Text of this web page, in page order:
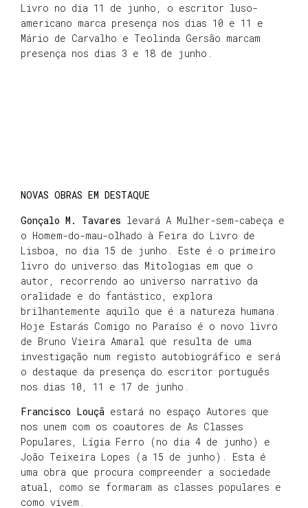
Livro no dia 11 de junho, o escritor luso-
americano marca presença nos dias 10 e 11 e
Mário de Carvalho e Teolinda Gersão marcam
presença nos dias 3 e 18 de junho.
NOVAS OBRAS EM DESTAQUE
Gonçalo M. Tavares levará A Mulher-sem-cabeça e
o Homem-do-mau-olhado à Feira do Livro de
Lisboa, no dia 15 de junho. Este é o primeiro
livro do universo das Mitologias em que o
autor, recorrendo ao universo narrativo da
oralidade e do fantástico, explora
brilhantemente aquilo que é a natureza humana.
Hoje Estarás Comigo no Paraíso é o novo livro
de Bruno Vieira Amaral que resulta de uma
investigação num registo autobiográfico e será
o destaque da presença do escritor português
nos dias 10, 11 e 17 de junho.
Francisco Louçã estará no espaço Autores que
nos unem com os coautores de As Classes
Populares, Lígia Ferro (no dia 4 de junho) e
João Teixeira Lopes (a 15 de junho). Esta é
uma obra que procura compreender a sociedade
atual, como se formaram as classes populares e
como vivem.